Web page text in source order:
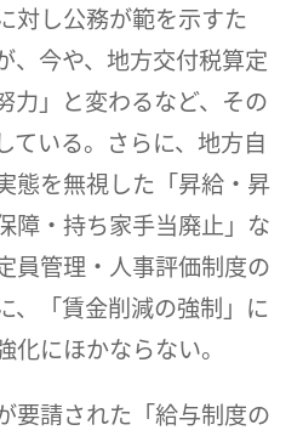
対し公務が範を示すた
、今や、地方交付税算定
力」と変わるなど、その
ている。さらに、地方自
態を無視した「昇給・昇
障・持ち家手当廃止」な
員管理・人事評価制度の
、「賃金削減の強制」に
にほかならない。
要請された「給与制度の